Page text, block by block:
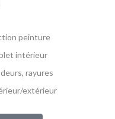
peinture
intérieur
rayures
extérieur